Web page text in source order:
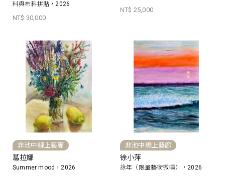
料與布料拼貼，2026
NT$ 30,000
NT$ 25,000
非池中線上藝廊
葛拉娜
Summer mood，2026
非池中線上藝廊
徐小萍
詠年（限量藝術微噴），2026